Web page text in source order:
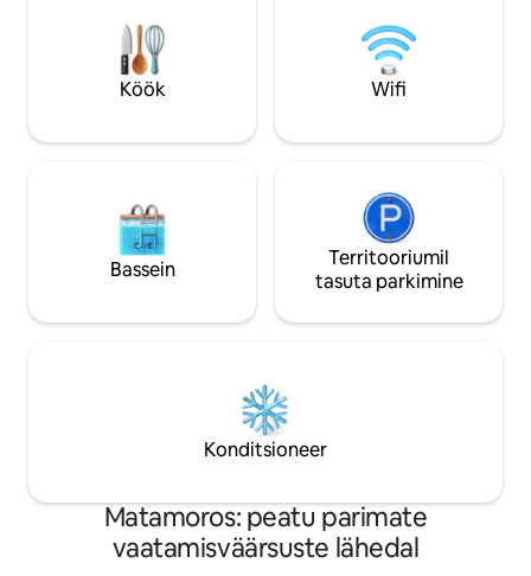
mitmesuguseid
kioske, apteek,
jäätisekohvik,
Köök Wifi
Bassein
Territooriumil
tasuta parkimine
Konditsioneer
Matamoros: peatu parimate
vaatamisväärsuste lähedal